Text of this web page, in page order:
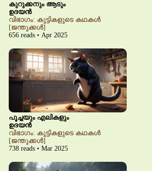
കുറുക്കനും ആടും
ഉദയൻ
വിഭാഗം: കുട്ടികളുടെ കഥകൾ
[ജന്തുക്കൾ]
656 reads • Apr 2025
പൂച്ചയും എലികളും
ഉദയൻ
വിഭാഗം: കുട്ടികളുടെ കഥകൾ
[ജന്തുക്കൾ]
738 reads • Mar 2025